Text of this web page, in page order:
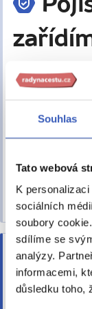
Souhlas
Tato webová
K
sociálních
soubory
sdílíme se
analýzy.
informacemi,
důsledku toho,
200
To